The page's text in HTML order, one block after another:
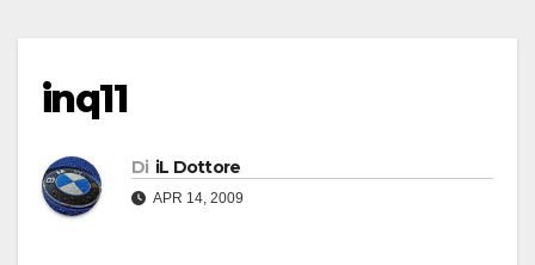
inq11
Di iL Dottore
APR 14, 2009